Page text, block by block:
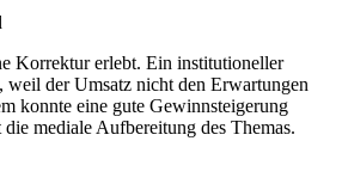
Korrektur erlebt. Ein institutioneller
weil der Umsatz nicht den Erwartungen
konnte eine gute Gewinnsteigerung
mediale Aufbereitung des Themas.